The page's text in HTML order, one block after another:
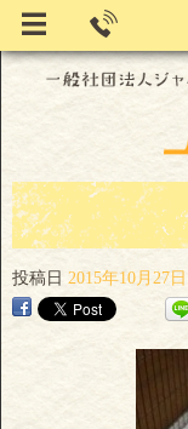
投稿日 2015年10月27日